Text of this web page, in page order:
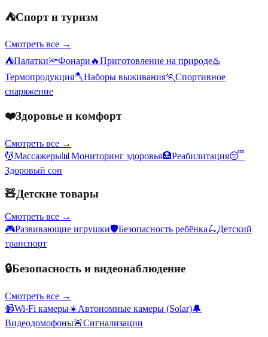
⛺Спорт и туризм
Смотреть все →
⛺Палатки🔦Фонари 🔥Приготовление на природе♨️
Термопродукция🪓Наборы выживания🏃Спортивное
снаряжение
❤️Здоровье и комфорт
Смотреть все →
💆Массажеры📊 Мониторинг здоровья🏥Реабилитация😴
Здоровый сон
🧸Детские товары
Смотреть все →
🎮Развивающие игрушки🛡️Безопасность ребёнка🛴Детский
транспорт
🔒Безопасность и видеонаблюдение
Смотреть все →
📹Wi-Fi камеры☀️Автономные камеры (Solar)🔔
Видеодомофоны🚨Сигнализации